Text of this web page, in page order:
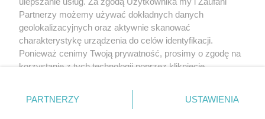
O nas
Partnerzy możemy używać dokładnych danych
geolokalizacyjnych oraz aktywnie skanować
charakterystykę urządzenia do celów identyfikacji.
Ponieważ cenimy Twoją prywatność, prosimy o zgodę na
korzystanie z tych technologii poprzez kliknięcie
zmienić/wycofać klikając przycisk ustawień prywatności
znajdujący się w lewym dolnym rogu strony
PARTNERZY USTAWIENIA